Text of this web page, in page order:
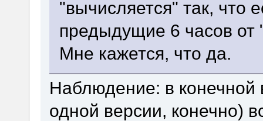
"вычисляется" так, что
предыдущие 6 часов от
Мне кажется, что да.
Наблюдение: в
одной версии, конечно)